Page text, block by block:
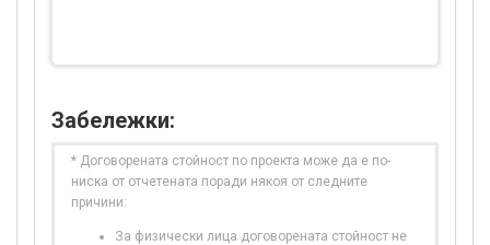
Забележки:
* Договорената стойност по проекта може да е по-
ниска от отчетената поради някоя от следните
причини:
За физически лица договорената стойност не